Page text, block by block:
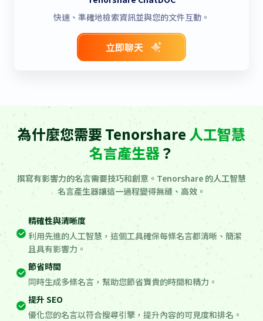
快速、準確地檢索資訊並與您的文件互動。
立即聊天
為什麼您需要 Tenorshare 人工智慧
名言產生器？
撰寫有影響力的名言需要技巧和創意。Tenorshare 的人工智慧
名言產生器讓這一過程變得無縫、高效。
精確性與清晰度
利用先進的人工智慧，這個工具確保每條名言都清晰、簡潔
且具有影響力。
節省時間
同時生成多條名言，幫助您節省寶貴的時間和精力。
提升 SEO
優化您的名言以符合搜尋引擎，提升內容的可見度和排名。